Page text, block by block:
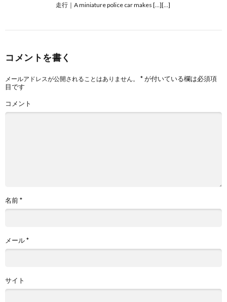
走行｜A miniature police car makes […][…]
コメントを書く
メールアドレスが公開されることはありません。 *が付いている欄は必須項
目です
コメント
名前*
メール*
サイト